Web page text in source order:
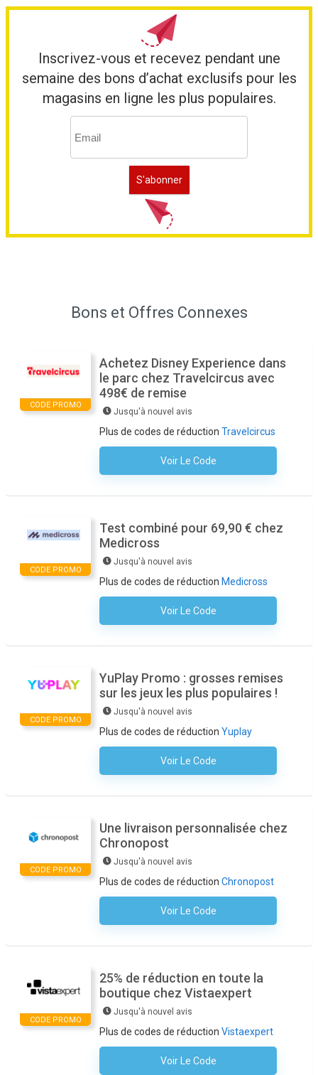
Inscrivez-vous et recevez pendant une
semaine des bons d’achat exclusifs pour les
magasins en ligne les plus populaires.
Bons et Offres Connexes
CODE PROMO
Achetez Disney Experience dans
le parc chez Travelcircus avec
498€ de remise
Jusqu'à nouvel avis
Plus de codes de réduction Travelcircus
Voir Le Code
Aucun Code N'est Nécessaire
CODE PROMO
Test combiné pour 69,90 € chez
Medicross
Jusqu'à nouvel avis
Plus de codes de réduction Medicross
Voir Le Code
Aucun Code N'est Nécessaire
CODE PROMO
YuPlay Promo : grosses remises
sur les jeux les plus populaires !
Jusqu'à nouvel avis
Plus de codes de réduction Yuplay
Voir Le Code
Aucun Code N'est Nécessaire
CODE PROMO
Une livraison personnalisée chez
Chronopost
Jusqu'à nouvel avis
Plus de codes de réduction Chronopost
Voir Le Code
Aucun Code N'est Nécessaire
CODE PROMO
25% de réduction en toute la
boutique chez Vistaexpert
Jusqu'à nouvel avis
Plus de codes de réduction Vistaexpert
Voir Le Code
Aucun Code N'est Nécessaire